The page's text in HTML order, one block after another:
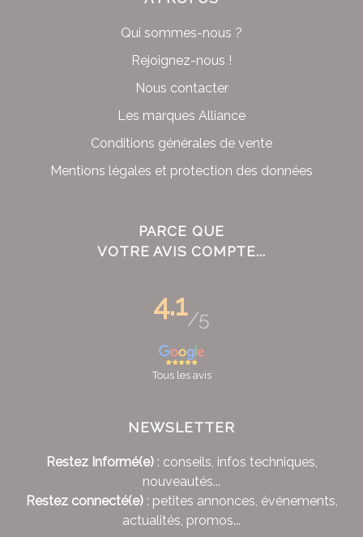
Qui sommes-nous ?
Rejoignez-nous !
Nous contacter
Les marques Alliance
Conditions générales de vente
Mentions légales et protection des données
PARCE QUE
VOTRE AVIS COMPTE...
4.1/5
Tous les avis
NEWSLETTER
Restez Informé(e): conseils, infos techniques,
nouveautés...
Restez connecté(e): petites annonces, événements,
actualités, promos...